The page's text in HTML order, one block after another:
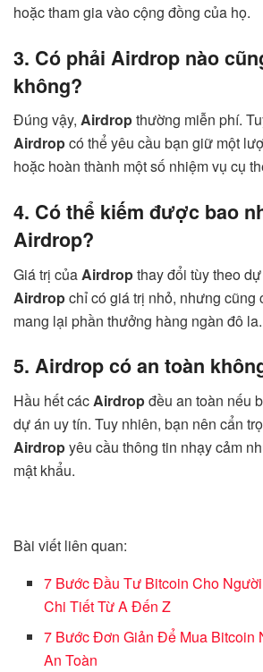
hoặc tham gia vào cộng đồng của họ.
3. Có phải Airdrop nào
không?
Đúng vậy, Airdropthường miễn phí.
Airdropcó thể yêu cầu bạn giữ một
hoặc hoàn thành một số nhiệm vụ cụ
4. Có thể kiếm được bao
Airdrop?
Giá trị củaAirdropthay đổi tùy theo
Airdropchỉ có giá trị nhỏ, nhưng cũng
mang lại phần thưởng hàng ngàn đô la.
5. Airdrop có an toàn
Hầu hết cácAirdropđều an toàn nếu
dự án uy tín. Tuy nhiên, bạn nên cẩn
Airdropyêu cầu thông tin nhạy cảm
mật khẩu.
Bài viết liên quan:
7 Bước Đầu Tư Bitcoin Cho
Chi Tiết Từ A Đến Z
7 Bước Đơn Giản Để Mua Bitcoin
An Toàn